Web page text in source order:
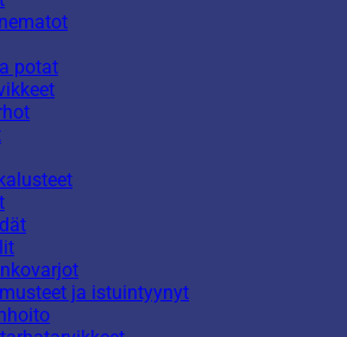
potat
ja istuintyynyt